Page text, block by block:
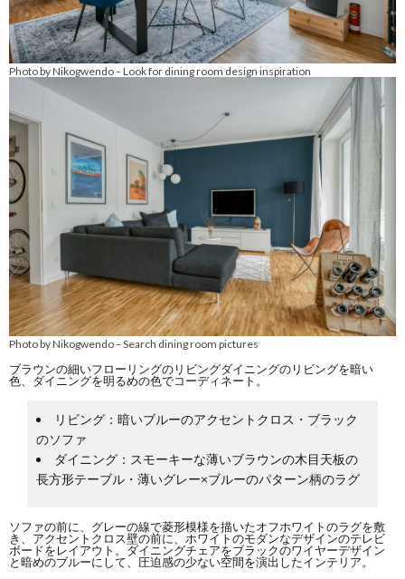
Photo by Nikogwendo–Look for dining room design inspiration
Photo by Nikogwendo–Search dining room pictures
ブラウンの細いフローリングのリビングダイニングのリビングを暗い
色、ダイニングを明るめの色でコーディネート。
リビング：暗いブルーのアクセントクロス・ブラック
のソファ
ダイニング：スモーキーな薄いブラウンの木目天板の
長方形テーブル・薄いグレー×ブルーのパターン柄のラグ
ソファの前に、グレーの線で菱形模様を描いたオフホワイトのラグを敷
き、アクセントクロス壁の前に、ホワイトのモダンなデザインのテレビ
ボードをレイアウト。ダイニングチェアをブラックのワイヤーデザイン
と暗めのブルーにして、圧迫感の少ない空間を演出したインテリア。